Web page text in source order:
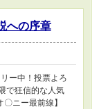
への序章
ー中！投票よろ
で狂信的な人気
ニー最前線】